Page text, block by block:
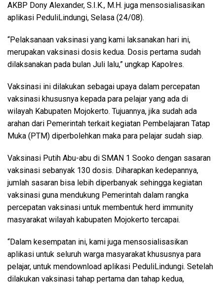
AKBP Dony Alexander, S.I.K., M.H. juga mensosialisasikan
aplikasi PeduliLindungi, Selasa (24/08).
“Pelaksanaan vaksinasi yang kami laksanakan hari ini,
merupakan vaksinasi dosis kedua. Dosis pertama sudah
dilaksanakan pada bulan Juli lalu,” ungkap Kapolres.
Vaksinasi ini dilakukan sebagai upaya dalam percepatan
vaksinasi khususnya kepada para pelajar yang ada di
wilayah Kabupaten Mojokerto. Tujuannya, jika sudah ada
arahan dari Pemerintah terkait kegiatan Pembelajaran Tatap
Muka (PTM) diperbolehkan maka para pelajar sudah siap.
Vaksinasi Putih Abu-abu di SMAN 1 Sooko dengan sasaran
vaksinasi sebanyak 130 dosis. Diharapkan kedepannya,
jumlah sasaran bisa lebih diperbanyak sehingga kegiatan
vaksinasi guna mendukung Pemerintah dalam rangka
percepatan vaksinasi untuk membentuk herd immunity
masyarakat wilayah kabupaten Mojokerto tercapai.
“Dalam kesempatan ini, kami juga mensosialisasikan
aplikasi untuk seluruh warga masyarakat khususnya para
pelajar, untuk mendownload aplikasi PeduliLindungi. Setelah
dilakukan vaksinasi tahap pertama dan tahap kedua,